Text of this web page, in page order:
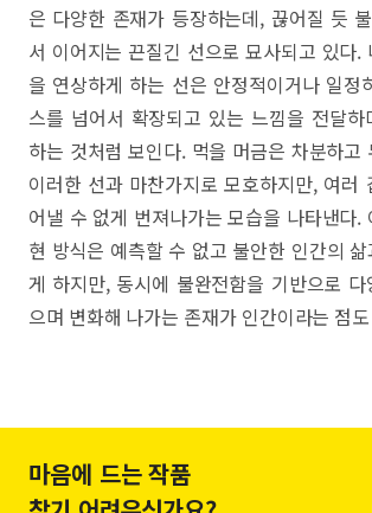
은 다양한 존재가 등장하는데, 끊어질 듯
서 이어지는 끈질긴 선으로 묘사되고 있다.
을 연상하게 하는 선은 안정적이거나 일정
스를 넘어서 확장되고 있는 느낌을 전달하
하는 것처럼 보인다. 먹을 머금은 차분하고
이러한 선과 마찬가지로 모호하지만, 여러
어낼 수 없게 번져나가는 모습을 나타낸다.
현 방식은 예측할 수 없고 불안한 인간의
게 하지만, 동시에 불완전함을 기반으로
으며 변화해 나가는 존재가 인간이라는 점
마음에 드는 작품